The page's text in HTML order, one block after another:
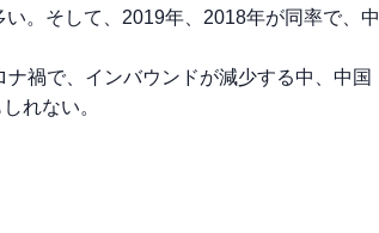
。そして、2019年、2018年が同率で、中
禍で、インバウンドが減少する中、中国
れない。